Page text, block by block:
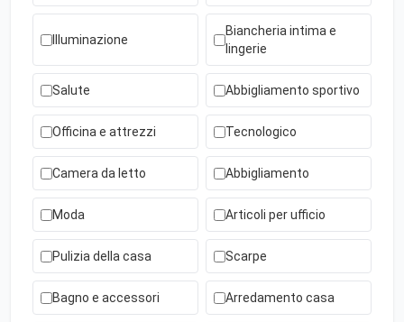
Illuminazione
Biancheria intima e
lingerie
Salute Abbigliamento sportivo
Officina e attrezzi Tecnologico
Camera da letto Abbigliamento
Moda Articoli per ufficio
Pulizia della casa Scarpe
Bagno e accessori Arredamento casa